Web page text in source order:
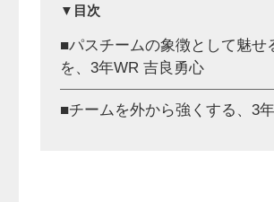
▼目次
■パスチームの象徴として魅せ
を、3年WR 吉良勇心
■チームを外から強くする、3